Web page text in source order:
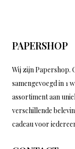
PAPERSHOP
Wij zijn Papershop.
samengevoegd in 1
assortiment aan
verschillende
cadeau voor